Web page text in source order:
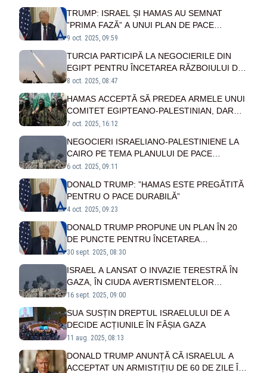
TRUMP: ISRAEL ȘI HAMAS AU SEMNAT
”PRIMA FAZĂ” A UNUI PLAN DE PACE
PENTRU FÂȘIA GAZA
9 oct. 2025, 09:59
TURCIA PARTICIPĂ LA NEGOCIERILE DIN
EGIPT PENTRU ÎNCETAREA RĂZBOIULUI DIN
GAZA
8 oct. 2025, 08:47
HAMAS ACCEPTĂ SĂ PREDEA ARMELE UNUI
COMITET EGIPTEANO-PALESTINIAN, DAR
RESPINGE CONDUCEREA INTERNAȚIONALĂ
7 oct. 2025, 16:12
NEGOCIERI ISRAELIANO-PALESTINIENE LA
CAIRO PE TEMA PLANULUI DE PACE
PROPUS DE DONALD TRUMP
6 oct. 2025, 09:11
DONALD TRUMP: ”HAMAS ESTE PREGĂTITĂ
PENTRU O PACE DURABILĂ”
4 oct. 2025, 09:23
DONALD TRUMP PROPUNE UN PLAN ÎN 20
DE PUNCTE PENTRU ÎNCETAREA
RĂZBOIULUI DIN GAZA
30 sept. 2025, 08:30
ISRAEL A LANSAT O INVAZIE TERESTRĂ ÎN
GAZA, ÎN CIUDA AVERTISMENTELOR
ȘEFILOR DE SECURITATE
16 sept. 2025, 09:00
SUA SUSȚIN DREPTUL ISRAELULUI DE A
DECIDE ACȚIUNILE ÎN FÂȘIA GAZA
11 aug. 2025, 08:13
DONALD TRUMP ANUNȚĂ CĂ ISRAELUL A
ACCEPTAT UN ARMISTIȚIU DE 60 DE ZILE ÎN